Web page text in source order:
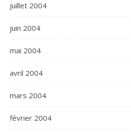
juillet 2004
juin 2004
mai 2004
avril 2004
mars 2004
février 2004